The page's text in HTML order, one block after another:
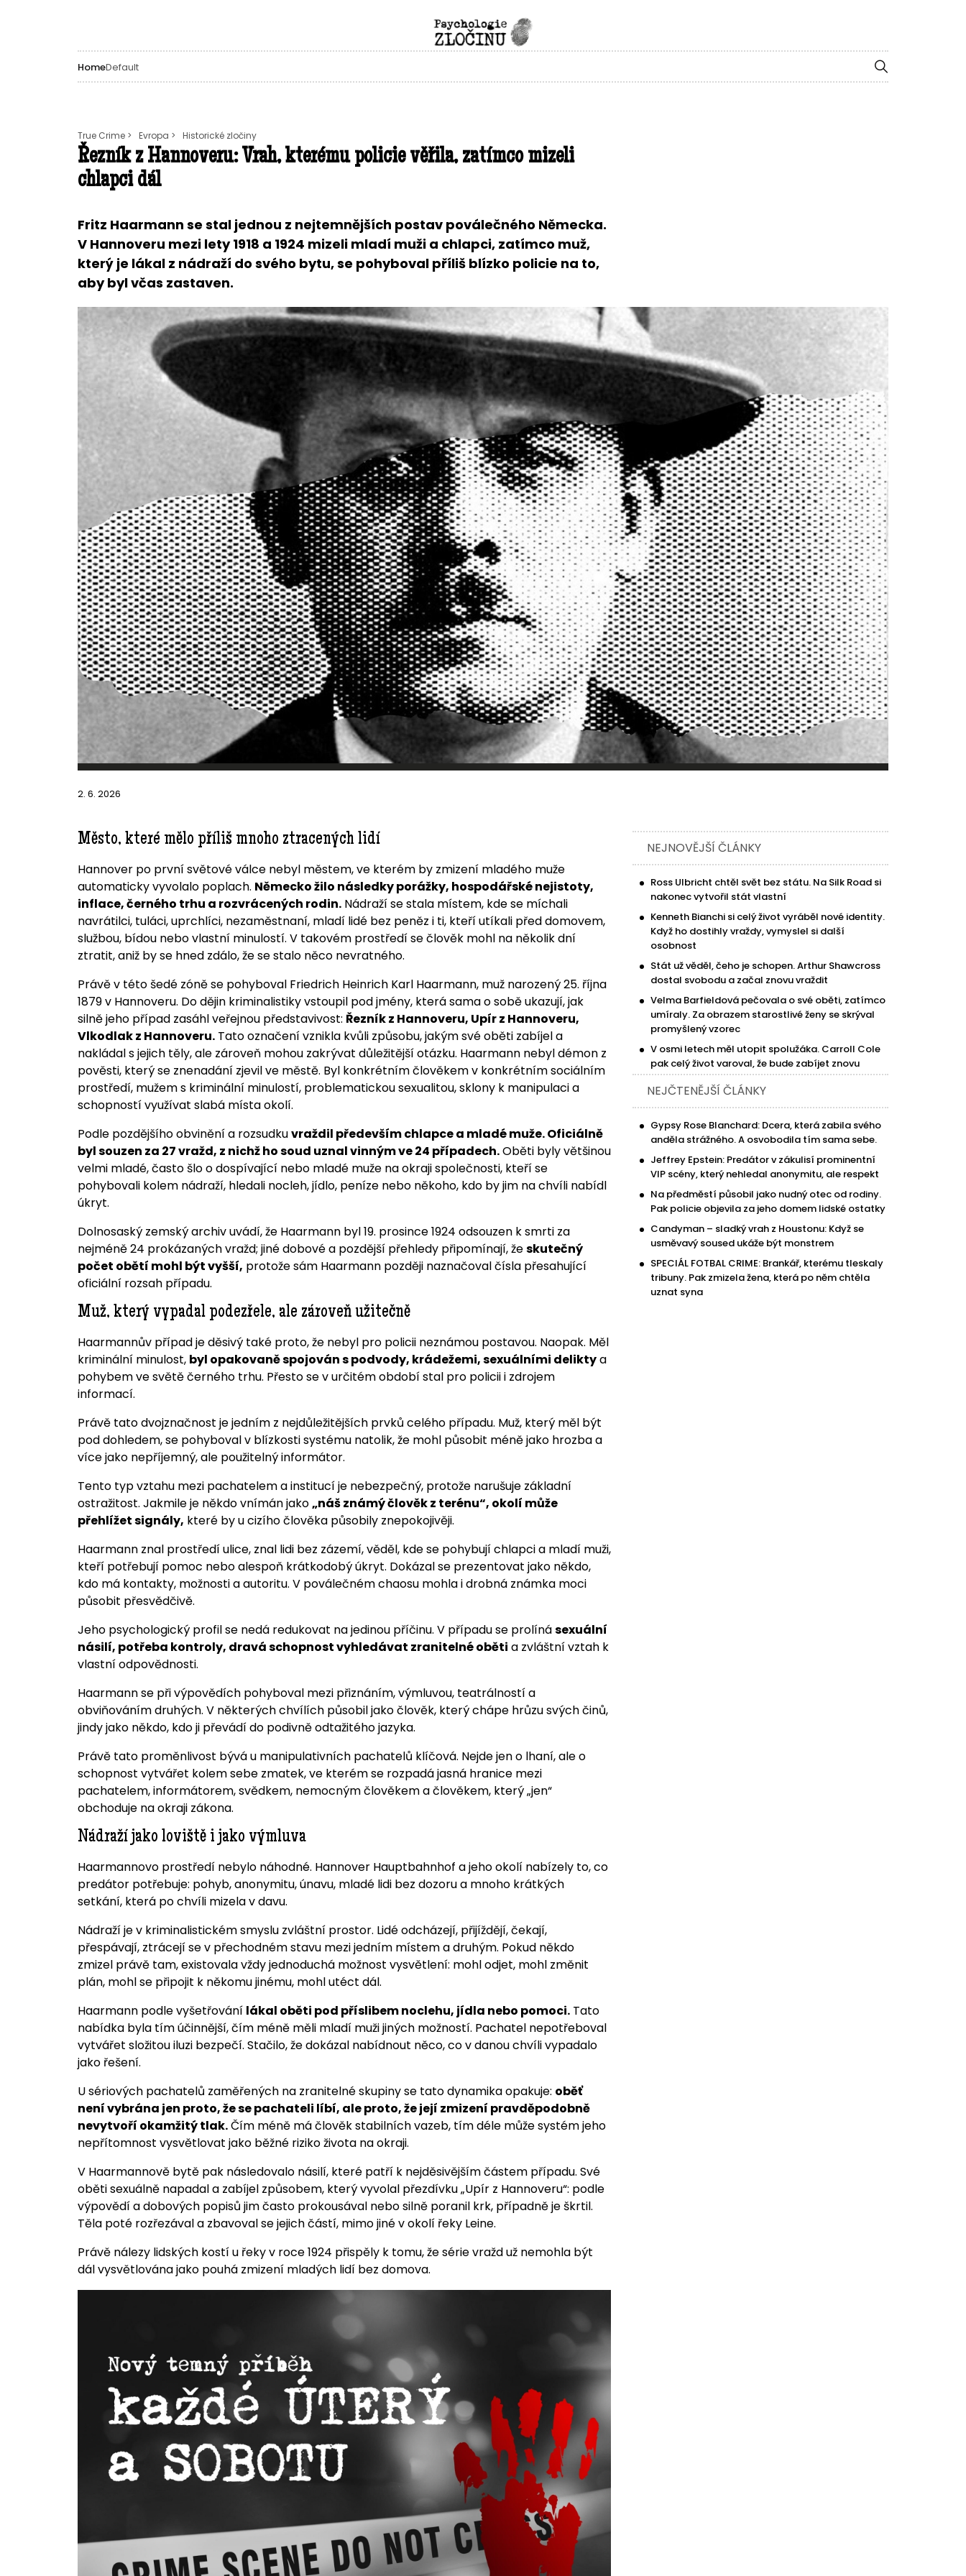
HomeDefault
True Crime > Evropa > Historické zločiny
Řezník z Hannoveru: Vrah, kterému policie věřila, zatímco mizeli
chlapci dál
Fritz Haarmann se stal jednou z nejtemnějších postav poválečného Německa.
V Hannoveru mezi lety 1918 a 1924 mizeli mladí muži a chlapci, zatímco muž,
který je lákal z nádraží do svého bytu, se pohyboval příliš blízko policie na to,
aby byl včas zastaven.
2. 6. 2026
Město, které mělo příliš mnoho ztracených lidí
Hannover po první světové válce nebyl městem, ve kterém by zmizení mladého muže
automaticky vyvolalo poplach. Německo žilo následky porážky, hospodářské nejistoty,
inflace, černého trhu a rozvrácených rodin.Nádraží se stala místem, kde se míchali
navrátilci, tuláci, uprchlíci, nezaměstnaní, mladí lidé bez peněz i ti, kteří utíkali před domovem,
službou, bídou nebo vlastní minulostí. V takovém prostředí se člověk mohl na několik dní
ztratit, aniž by se hned zdálo, že se stalo něco nevratného.
Právě v této šedé zóně se pohyboval Friedrich Heinrich Karl Haarmann, muž narozený 25. října
1879 v Hannoveru. Do dějin kriminalistiky vstoupil pod jmény, která sama o sobě ukazují, jak
silně jeho případ zasáhl veřejnou představivost: Řezník z Hannoveru, Upír z Hannoveru,
Vlkodlak z Hannoveru.Tato označení vznikla kvůli způsobu, jakým své oběti zabíjel a
nakládal s jejich těly, ale zároveň mohou zakrývat důležitější otázku. Haarmann nebyl démon z
pověsti, který se znenadání zjevil ve městě. Byl konkrétním člověkem v konkrétním sociálním
prostředí, mužem s kriminální minulostí, problematickou sexualitou, sklony k manipulaci a
schopností využívat slabá místa okolí.
Podle pozdějšího obvinění a rozsudkuvraždil především chlapce a mladé muže. Oficiálně
byl souzen za 27 vražd, z nichž ho soud uznal vinným ve 24 případech.Oběti byly většinou
velmi mladé, často šlo o dospívající nebo mladé muže na okraji společnosti, kteří se
pohybovali kolem nádraží, hledali nocleh, jídlo, peníze nebo někoho, kdo by jim na chvíli nabídl
úkryt.
Dolnosaský zemský archiv uvádí, že Haarmann byl 19. prosince 1924 odsouzen k smrti za
nejméně 24 prokázaných vražd; jiné dobové a pozdější přehledy připomínají, žeskutečný
počet obětí mohl být vyšší, protože sám Haarmann později naznačoval čísla přesahující
oficiální rozsah případu.
Muž, který vypadal podezřele, ale zároveň užitečně
Haarmannův případ je děsivý také proto, že nebyl pro policii neznámou postavou. Naopak. Měl
kriminální minulost, byl opakovaně spojován s podvody, krádežemi, sexuálními deliktya
pohybem ve světě černého trhu. Přesto se v určitém období stal pro policii i zdrojem
informací.
Právě tato dvojznačnost je jedním z nejdůležitějších prvků celého případu. Muž, který měl být
pod dohledem, se pohyboval v blízkosti systému natolik, že mohl působit méně jako hrozba a
více jako nepříjemný, ale použitelný informátor.
Tento typ vztahu mezi pachatelem a institucí je nebezpečný, protože narušuje základní
ostražitost. Jakmile je někdo vnímán jako„náš známý člověk z terénu“, okolí může
přehlížet signály, které by u cizího člověka působily znepokojivěji.
Haarmann znal prostředí ulice, znal lidi bez zázemí, věděl, kde se pohybují chlapci a mladí muži,
kteří potřebují pomoc nebo alespoň krátkodobý úkryt. Dokázal se prezentovat jako někdo,
kdo má kontakty, možnosti a autoritu. V poválečném chaosu mohla i drobná známka moci
působit přesvědčivě.
Jeho psychologický profil se nedá redukovat na jedinou příčinu. V případu se prolínásexuální
násilí, potřeba kontroly, dravá schopnost vyhledávat zranitelné oběti a zvláštní vztah k
vlastní odpovědnosti.
Haarmann se při výpovědích pohyboval mezi přiznáním, výmluvou, teatrálností a
obviňováním druhých. V některých chvílích působil jako člověk, který chápe hrůzu svých činů,
jindy jako někdo, kdo ji převádí do podivně odtažitého jazyka.
Právě tato proměnlivost bývá u manipulativních pachatelů klíčová. Nejde jen o lhaní, ale o
schopnost vytvářet kolem sebe zmatek, ve kterém se rozpadá jasná hranice mezi
pachatelem, informátorem, svědkem, nemocným člověkem a člověkem, který „jen“
obchoduje na okraji zákona.
Nádraží jako loviště i jako výmluva
Haarmannovo prostředí nebylo náhodné. Hannover Hauptbahnhof a jeho okolí nabízely to, co
predátor potřebuje: pohyb, anonymitu, únavu, mladé lidi bez dozoru a mnoho krátkých
setkání, která po chvíli mizela v davu.
Nádraží je v kriminalistickém smyslu zvláštní prostor. Lidé odcházejí, přijíždějí, čekají,
přespávají, ztrácejí se v přechodném stavu mezi jedním místem a druhým. Pokud někdo
zmizel právě tam, existovala vždy jednoduchá možnost vysvětlení: mohl odjet, mohl změnit
plán, mohl se připojit k někomu jinému, mohl utéct dál.
Haarmann podle vyšetřování lákal oběti pod příslibem noclehu, jídla nebo pomoci.Tato
nabídka byla tím účinnější, čím méně měli mladí muži jiných možností. Pachatel nepotřeboval
vytvářet složitou iluzi bezpečí. Stačilo, že dokázal nabídnout něco, co v danou chvíli vypadalo
jako řešení.
U sériových pachatelů zaměřených na zranitelné skupiny se tato dynamika opakuje: oběť
není vybrána jen proto, že se pachateli líbí, ale proto, že její zmizení pravděpodobně
nevytvoří okamžitý tlak.Čím méně má člověk stabilních vazeb, tím déle může systém jeho
nepřítomnost vysvětlovat jako běžné riziko života na okraji.
V Haarmannově bytě pak následovalo násilí, které patří k nejděsivějším částem případu. Své
oběti sexuálně napadal a zabíjel způsobem, který vyvolal přezdívku „Upír z Hannoveru“: podle
výpovědí a dobových popisů jim často prokousával nebo silně poranil krk, případně je škrtil.
Těla poté rozřezával a zbavoval se jejich částí, mimo jiné v okolí řeky Leine.
Právě nálezy lidských kostí u řeky v roce 1924 přispěly k tomu, že série vražd už nemohla být
dál vysvětlována jako pouhá zmizení mladých lidí bez domova.
NEJNOVĚJŠÍ ČLÁNKY
Ross Ulbricht chtěl svět bez státu. Na Silk Road si
nakonec vytvořil stát vlastní
Kenneth Bianchi si celý život vyráběl nové identity.
Když ho dostihly vraždy, vymyslel si další
osobnost
Stát už věděl, čeho je schopen. Arthur Shawcross
dostal svobodu a začal znovu vraždit
Velma Barfieldová pečovala o své oběti, zatímco
umíraly. Za obrazem starostlivé ženy se skrýval
promyšlený vzorec
V osmi letech měl utopit spolužáka. Carroll Cole
pak celý život varoval, že bude zabíjet znovu
NEJČTENĚJŠÍ ČLÁNKY
Gypsy Rose Blanchard: Dcera, která zabila svého
anděla strážného. A osvobodila tím sama sebe.
Jeffrey Epstein: Predátor v zákulisí prominentní
VIP scény, který nehledal anonymitu, ale respekt
Na předměstí působil jako nudný otec od rodiny.
Pak policie objevila za jeho domem lidské ostatky
Candyman – sladký vrah z Houstonu: Když se
usměvavý soused ukáže být monstrem
SPECIÁL FOTBAL CRIME: Brankář, kterému tleskaly
tribuny. Pak zmizela žena, která po něm chtěla
uznat syna